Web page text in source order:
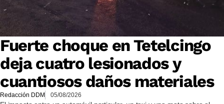
Fuerte choque en Tetelcingo
deja cuatro lesionados y
cuantiosos daños materiales
Redacción DDM 05/08/2026